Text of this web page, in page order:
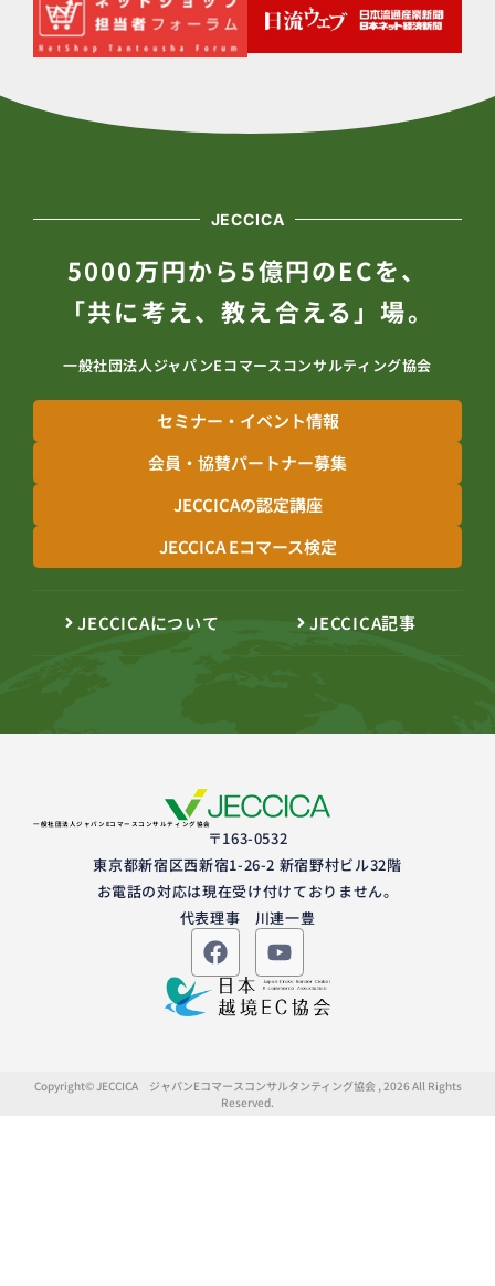
JECCICA
5000万円から5億円のECを、
「共に考え、教え合える」場。
一般社団法人ジャパンEコマースコンサルティング協会
セミナー・イベント情報
会員・協賛パートナー募集
JECCICAの認定講座
JECCICA Eコマース検定
JECCICAについて JECCICA記事
一般社団法人ジャパンEコマースコンサルティング協会
〒163-0532
東京都新宿区西新宿1-26-2 新宿野村ビル32階
お電話の対応は現在受け付けておりません。
代表理事 川連一豊
Copyright© JECCICA ジャパンEコマースコンサルタンティング協会 , 2026 All Rights
Reserved.